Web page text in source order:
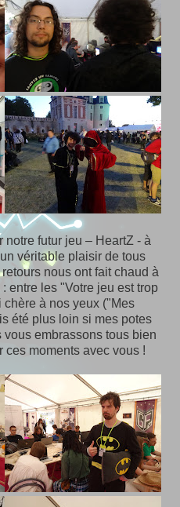
futur jeu – HeartZ - à
véritable plaisir de tous
nous ont fait chaud à
entre les "Votre jeu est trop
à nos yeux ("Mes
été plus loin si mes potes
vous embrassons tous bien
ces moments avec vous !